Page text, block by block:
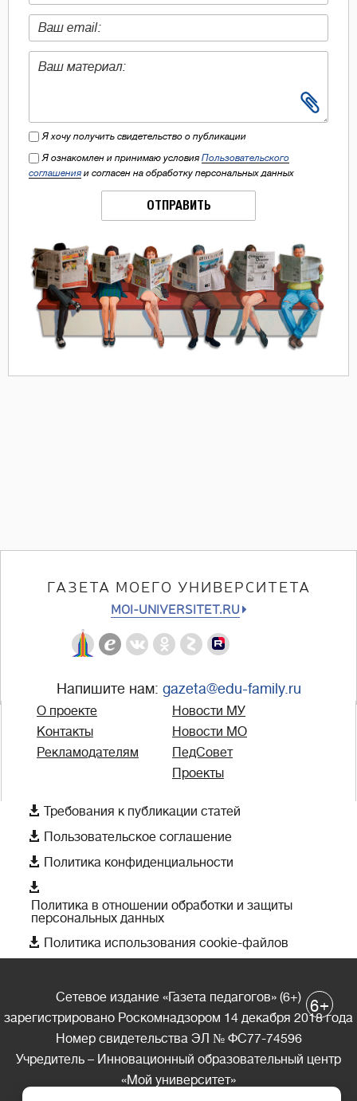
Я хочу получить свидетельство о публикации
Я ознакомлен и принимаю условия Пользовательского
соглашения и согласен на обработку персональных данных
ОТПРАВИТЬ
ГАЗЕТА МОЕГО УНИВЕРСИТЕТА
MOI-UNIVERSITET.RU
Напишите нам: gazeta@edu-family.ru
О проекте
Контакты
Рекламодателям
Новости МУ
Новости МО
ПедСовет
Проекты
 Требования к публикации статей
 Пользовательское соглашение
 Политика конфиденциальности

Политика в отношении обработки и защиты
персональных данных
 Политика использования cookie-файлов
Сетевое издание «Газета педагогов» (6+)
зарегистрировано Роскомнадзором 14 декабря 2018 года
Номер свидетельства ЭЛ № ФС77-74596
Учредитель – Инновационный образовательный центр
«Мой университет»
6+